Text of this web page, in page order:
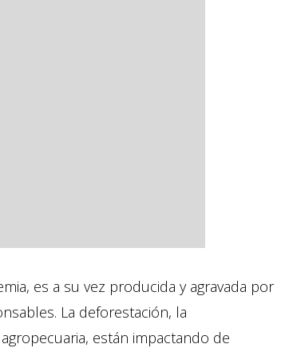
es a su vez producida y agravada por
La deforestación, la
están impactando de